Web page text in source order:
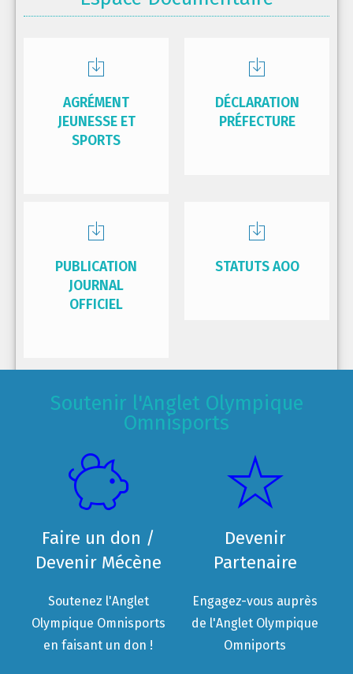
AGRÉMENT
JEUNESSE ET
SPORTS
DÉCLARATION
PRÉFECTURE
PUBLICATION
JOURNAL
OFFICIEL
STATUTS AOO
Soutenir l'Anglet Olympique
Omnisports
Faire un don /
Devenir Mécène
Soutenez l'Anglet
Olympique Omnisports
en faisant un don !
Devenir
Partenaire
Engagez-vous auprès
de l'Anglet Olympique
Omniports